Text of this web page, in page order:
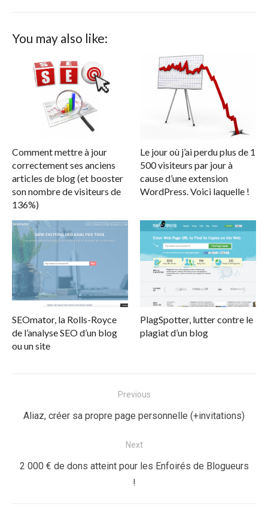
You may also like:
Comment mettre à jour
correctement ses anciens
articles de blog (et booster
son nombre de visiteurs de
136%)
Le jour où j’ai perdu plus de 1
500 visiteurs par jour à
cause d’une extension
WordPress. Voici laquelle !
SEOmator, la Rolls-Royce
de l’analyse SEO d’un blog
ou un site
PlagSpotter, lutter contre le
plagiat d’un blog
de
Previous
Previous
Aliaz, créer sa propre page personnelle (+invitations)
Next
Next
2 000 € de dons atteint pour les Enfoirés de Blogueurs
!